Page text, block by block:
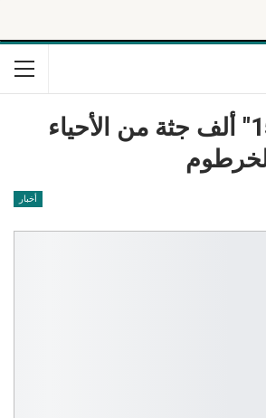
نقل ودفن” 15″ ألف جثة من الأحياء
أخبار